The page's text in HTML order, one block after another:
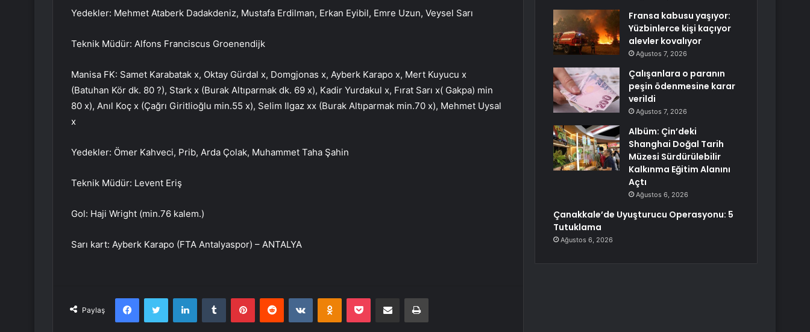
Yedekler: Mehmet Ataberk Dadakdeniz, Mustafa Erdilman, Erkan Eyibil, Emre Uzun, Veysel Sarı
Teknik Müdür: Alfons Franciscus Groenendijk
Manisa FK: Samet Karabatak x, Oktay Gürdal x, Domgjonas x, Ayberk Karapo x, Mert Kuyucu x
(Batuhan Kör dk. 80 ?), Stark x (Burak Altıparmak dk. 69 x), Kadir Yurdakul x, Fırat Sarı x( Gakpa) min
80 x), Anıl Koç x (Çağrı Giritlioğlu min.55 x), Selim Ilgaz xx (Burak Altıparmak min.70 x), Mehmet Uysal
x
Yedekler: Ömer Kahveci, Prib, Arda Çolak, Muhammet Taha Şahin
Teknik Müdür: Levent Eriş
Gol: Haji Wright (min.76 kalem.)
Sarı kart: Ayberk Karapo (FTA Antalyaspor) – ANTALYA
Paylaş
FacebookTwitter LinkedInTumblr PinterestReddit VKontakteOdnoklassniki
Pocket E-Posta ile paylaş Yazdır
Fransa kabusu yaşıyor:
Yüzbinlerce kişi kaçıyor
alevler kovalıyor
Ağustos 7, 2026
Çalışanlara o paranın
peşin ödenmesine karar
verildi
Ağustos 7, 2026
Albüm: Çin’deki
Shanghai Doğal Tarih
Müzesi Sürdürülebilir
Kalkınma Eğitim Alanını
Açtı
Ağustos 6, 2026
Çanakkale’de Uyuşturucu Operasyonu: 5
Tutuklama
Ağustos 6, 2026